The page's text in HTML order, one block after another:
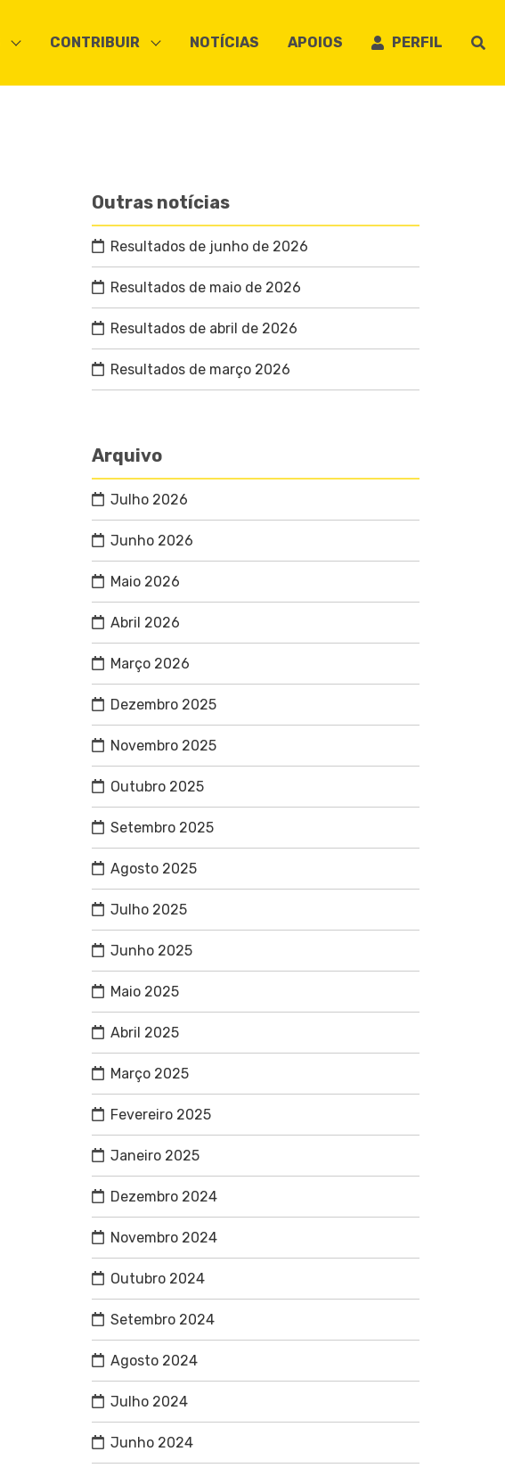
CONTRIBUIR NOTÍCIAS APOIOS PERFIL
Outras notícias
Resultados de junho de 2026
Resultados de maio de 2026
Resultados de abril de 2026
Resultados de março 2026
Arquivo
Julho 2026
Junho 2026
Maio 2026
Abril 2026
Março 2026
Dezembro 2025
Novembro 2025
Outubro 2025
Setembro 2025
Agosto 2025
Julho 2025
Junho 2025
Maio 2025
Abril 2025
Março 2025
Fevereiro 2025
Janeiro 2025
Dezembro 2024
Novembro 2024
Outubro 2024
Setembro 2024
Agosto 2024
Julho 2024
Junho 2024